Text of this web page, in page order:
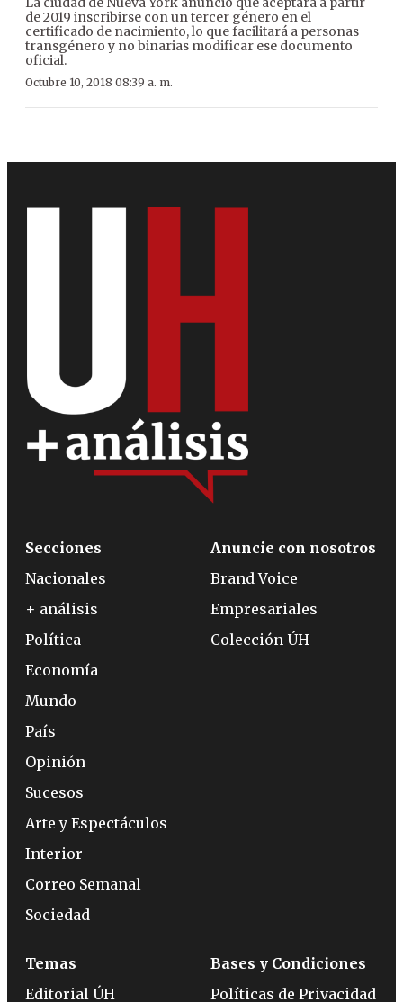
de 2019 inscribirse con un tercer género en el
certificado de nacimiento, lo que facilitará a personas
transgénero y no binarias modificar ese documento
oficial.
Octubre 10, 2018 08:39 a. m.
Secciones
Nacionales
+ análisis
Política
Economía
Mundo
País
Opinión
Sucesos
Arte y Espectáculos
Interior
Correo Semanal
Sociedad
Anuncie con nosotros
Brand Voice
Empresariales
Colección ÚH
Temas
Editorial ÚH
Bases y Condiciones
Políticas de Privacidad